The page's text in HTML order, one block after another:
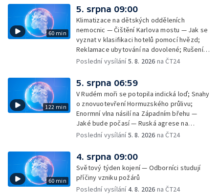
rakovinu prsu
60 min
5. srpna 09:00
Klimatizace na dětských odděleních
nemocnic — Čištění Karlova mostu — Jak se
vyznat v klasifikaci hotelů pomocí hvězd;
Reklamace ubytování na dovolené; Rušení
dovolené kvůli přírodním živlům; Práva
na dovolené v zahraničí; Platby a výběry na
dovolené v zahraničí — Těžba léčivé rašeliny
u Malé Morávky
Poslední vysílání5. 8. 2026 na ČT24
122 min
5. srpna 06:59
V Rudém moři se potopila indická loď; Snahy
o znovuotevření Hormuzského průlivu;
Enormní vlna násilí na Západním břehu —
Jaké bude počasí — Ruská agrese na
Ukrajině — Vliv veder na lidské orgány — Při
— Třem obcím na Brněnsku dočasně došla
pitná voda — SP v orientačním běhu v Česku
— Horko a požáry sužují Evropu — Rybářský
příměstský tábor
Poslední vysílání5. 8. 2026 na ČT24
60 min
4. srpna 09:00
Světový týden kojení — Odborníci studují
příčiny vzniku požárů
Poslední vysílání4. 8. 2026 na ČT24